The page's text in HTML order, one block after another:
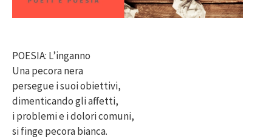
POESIA: L’inganno
Una pecora nera
persegue i suoi obiettivi,
dimenticando gli affetti,
i problemi e i dolori comuni,
si finge pecora bianca.